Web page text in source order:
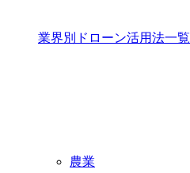
業界別ドローン活用法一覧
農業